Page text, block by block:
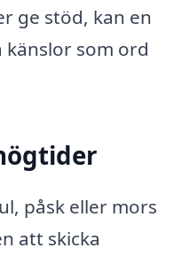
ge stöd, kan en
som ord
påsk eller mors
att skicka